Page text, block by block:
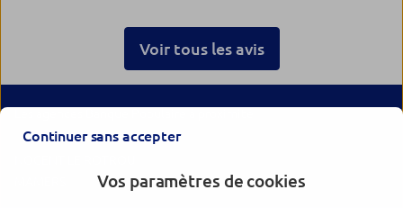
Voir tous les avis
Continuer sans accepter
Vos paramètres de cookies